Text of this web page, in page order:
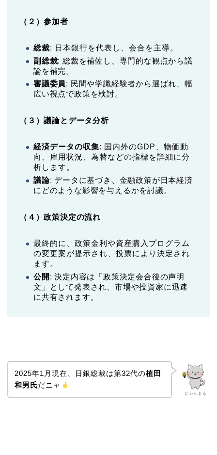
（２）参加者
総裁: 日本銀行を代表し、会合を主導。
副総裁: 総裁を補佐し、専門的な観点から議
論を補完。
審議委員: 民間や学識経験者から選ばれ、幅
広い視点で政策を検討。
（３）議論とデータ分析
経済データの収集: 国内外のGDP、物価動
向、雇用状況、為替などの指標を詳細に分
析します。
議論: データに基づき、金融政策が日本経済
にどのような影響を与えるかを討議。
（４）政策決定の流れ
最終的に、政策金利や資産購入プログラム
の変更案が提示され、投票により決定され
ます。
公開 : 決定内容は「政策決定会合後の声明
文」として発表され、市場や投資家に迅速
に共有されます。
にゃんまる
2025年1月現在、日銀総裁は第32代の植田
和男氏だニャ